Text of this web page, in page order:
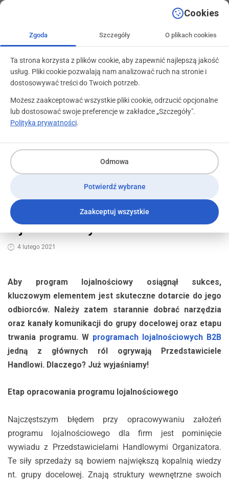
kontakt@programylojalnosciowe.pl
Rola Przedstawiciela
Handlowego w programach
lojalnościowych B2B
4 lutego 2021
Aby program lojalnościowy osiągnął sukces,
kluczowym elementem jest skuteczne dotarcie do jego
odbiorców. Należy zatem starannie dobrać narzędzia
oraz kanały komunikacji do grupy docelowej oraz etapu
trwania programu. W programach lojalnościowych B2B
jedną z głównych ról ogrywają Przedstawiciele
Handlowi. Dlaczego? Już wyjaśniamy!
Etap opracowania programu lojalnościowego
Najczęstszym błędem przy opracowywaniu założeń
programu lojalnościowego dla firm jest pominięcie
wywiadu z Przedstawicielami Handlowymi Organizatora.
Te siły sprzedaży są bowiem największą kopalnią wiedzy
nt. grupy docelowej. Znają struktury wewnętrzne swoich
Cookies
Zgoda Szczegóły O plikach cookies
Ta strona korzysta z plików cookie, aby zapewnić najlepszą jakość
usług. Pliki cookie pozwalają nam analizować ruch na stronie i
dostosowywać treści do Twoich potrzeb.
Możesz zaakceptować wszystkie pliki cookie, odrzucić opcjonalne
lub dostosować swoje preferencje w zakładce „Szczegóły".
Polityka prywatności.
Odmowa
Potwierdź wybrane
Zaakceptuj wszystkie